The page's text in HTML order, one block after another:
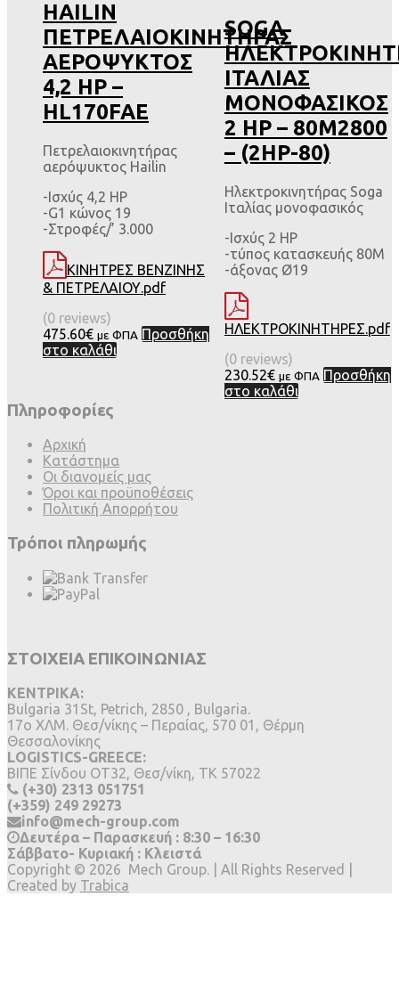
HAILIN
ΠΕΤΡΕΛΑΙΟΚΙΝΗΤΗΡΑΣ
ΑΕΡΟΨΥΚΤΟΣ
4,2 HP –
HL170FAE
Πετρελαιοκινητήρας
αερόψυκτος Hailin
-Ισχύς 4,2 HP
-G1 κώνος 19
-Στροφές/’ 3.000
ΚΙΝΗΤΡΕΣ ΒΕΝΖΙΝΗΣ
& ΠΕΤΡΕΛΑΙΟΥ.pdf
(0 reviews)
475.60€ με ΦΠΑ Προσθήκη
στο καλάθι
SOGA
ΙΤΑΛΙΑΣ
ΜΟΝΟΦΑΣΙΚΟΣ
2 HP – 80M2800
– (2HP-80)
Ηλεκτροκινητήρας Soga
Ιταλίας μονοφασικός
-Ισχύς 2 HP
-τύπος κατασκευής 80Μ
-άξονας Ø19
ΗΛΕΚΤΡΟΚΙΝΗΤΗΡΕΣ.pdf
(0 reviews)
230.52€ με ΦΠΑ Προσθήκη
στο καλάθι
Πληροφορίες
Αρχική
Κατάστημα
Οι διανομείς μας
Όροι και προϋποθέσεις
Πολιτική Απορρήτου
Τρόποι πληρωμής
ΣΤΟΙΧΕΙΑ ΕΠΙΚΟΙΝΩΝΙΑΣ
ΚΕΝΤΡΙΚΑ:
Bulgaria 31St, Petrich, 2850 , Bulgaria.
17ο ΧΛΜ. Θεσ/νίκης – Περαίας, 570 01, Θέρμη
Θεσσαλονίκης
LOGISTICS-GREECE:
BIΠΕ Σίνδου ΟΤ32, Θεσ/νίκη, ΤΚ 57022
(+30) 2313 051751
(+359) 249 29273
info@mech-group.com
Δευτέρα – Παρασκευή : 8:30 – 16:30
Σάββατο- Κυριακή : Κλειστά
Copyright © 2026 Mech Group. | All Rights Reserved |
Created by Trabica